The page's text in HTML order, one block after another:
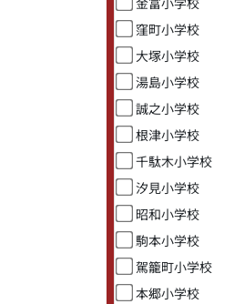
窪町小学校
大塚小学校
湯島小学校
誠之小学校
根津小学校
千駄木小学校
汐見小学校
昭和小学校
駒本小学校
駕籠町小学校
本郷小学校